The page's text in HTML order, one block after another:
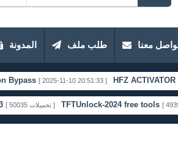
المدونة طلب ملف معنا
[ 2025-11-10 20:51:33 ] HFZ ACTIVATOR TOOLS [
[ 50035 تحميلات ] TFTUnlock-2024 free tools [ 49393 تحميلات ]